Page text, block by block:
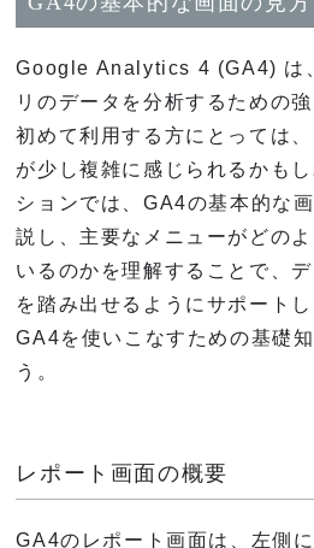
Google Analytics 4 (GA4) は
リのデータを分析するための
初めて利用する方にとっては
が少し複雑に感じられるかも
ションでは、GA4の基本的な
説し、主要なメニューがどの
いるのかを理解することで、
を踏み出せるようにサポート
GA4を使いこなすための基礎
う。
レポート画面の概要
GA4のレポート画面は、左側